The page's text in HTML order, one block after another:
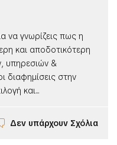
να γνωρίζεις πως η
και αποδοτικότερη
υπηρεσιών &
διαφημίσεις στην
και...
Δεν υπάρχουν Σχόλια